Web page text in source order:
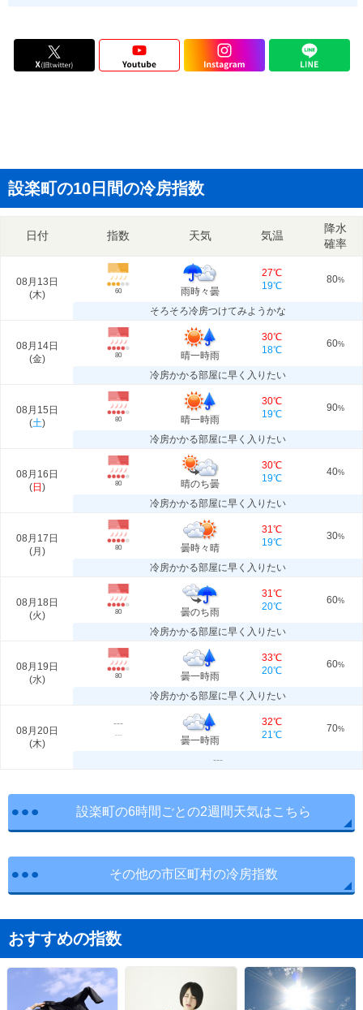
設楽町の10日間の冷房指数
日付 指数 天気 気温
降水
確率
08月13日
(木) 60 雨時々曇
27℃
19℃
80%
そろそろ冷房つけてみようかな
08月14日
(金) 80 晴一時雨
30℃
18℃
60%
冷房かかる部屋に早く入りたい
08月15日
(土) 80 晴一時雨
30℃
19℃
90%
冷房かかる部屋に早く入りたい
08月16日
(日 ) 80 晴のち曇
30℃
19℃
40%
冷房かかる部屋に早く入りたい
08月17日
(月 ) 80 曇時々晴
31℃
19℃
30%
冷房かかる部屋に早く入りたい
08月18日
(火) 80 曇のち雨
31℃
20℃
60%
冷房かかる部屋に早く入りたい
08月19日
(水) 80 曇一時雨
33℃
20℃
60%
冷房かかる部屋に早く入りたい
08月20日
(木)
---
---
曇一時雨
32℃
21℃
70%
---
設楽町の6時間ごとの2週間天気はこちら
その他の市区町村の冷房指数
おすすめの指数